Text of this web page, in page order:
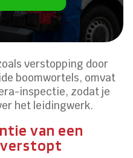
verstopping door
boomwortels, omvat
inspectie, zodat je
het leidingwerk.
van een